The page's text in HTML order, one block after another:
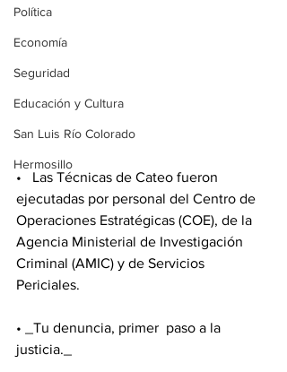
Política
Economía
Seguridad
Educación y Cultura
San Luis Río Colorado
Hermosillo
•   Las Técnicas de Cateo fueron
ejecutadas por personal del Centro de
Operaciones Estratégicas (COE), de la
Agencia Ministerial de Investigación
Criminal (AMIC) y de Servicios
Periciales.
• _Tu denuncia, primer  paso a la
justicia._